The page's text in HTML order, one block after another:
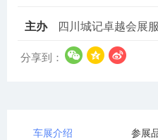
主办 四川城记卓越会展
分享到：
车展介绍 参展